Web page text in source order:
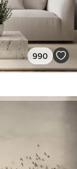
990